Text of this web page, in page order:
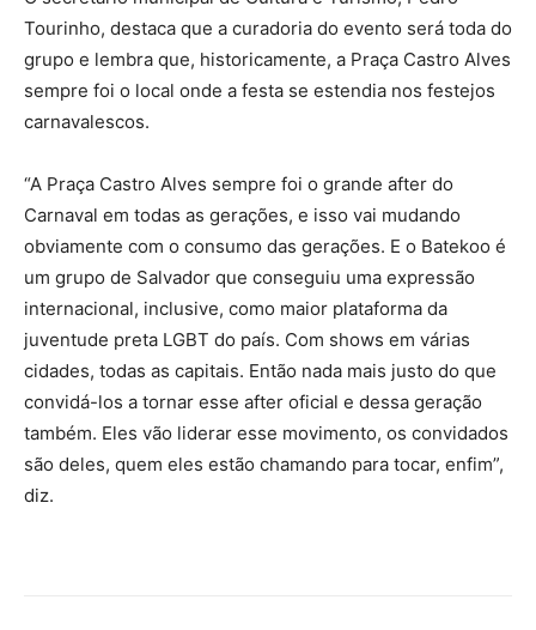
Tourinho, destaca que a curadoria do evento será toda do
grupo e lembra que, historicamente, a Praça Castro Alves
sempre foi o local onde a festa se estendia nos festejos
carnavalescos.
“A Praça Castro Alves sempre foi o grande after do
Carnaval em todas as gerações, e isso vai mudando
obviamente com o consumo das gerações. E o Batekoo é
um grupo de Salvador que conseguiu uma expressão
internacional, inclusive, como maior plataforma da
juventude preta LGBT do país. Com shows em várias
cidades, todas as capitais. Então nada mais justo do que
convidá-los a tornar esse after oficial e dessa geração
também. Eles vão liderar esse movimento, os convidados
são deles, quem eles estão chamando para tocar, enfim”,
diz.